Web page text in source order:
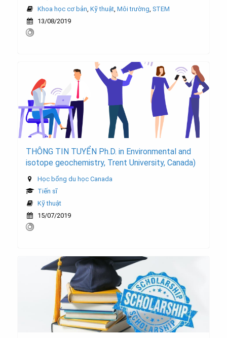
Khoa học cơ bản, Kỹ thuật, Môi trường, STEM
13/08/2019
THÔNG TIN TUYỂN Ph.D. in Environmental and
isotope geochemistry, Trent University, Canada)
Học bổng du học Canada
Tiến sĩ
Kỹ thuật
15/07/2019